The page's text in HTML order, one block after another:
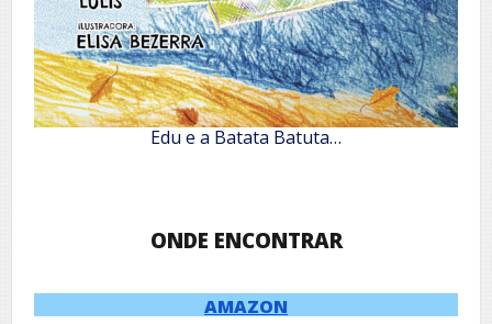
Edu e a Batata Batuta…
ONDE ENCONTRAR
AMAZON